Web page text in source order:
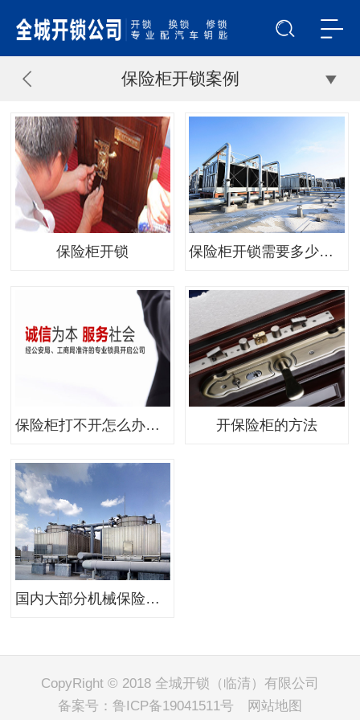
保险柜开锁案例
保险柜开锁 保险柜开锁需要多少时间
保险柜打不开怎么办？保险柜开锁的费用 开保险柜的方法
国内大部分机械保险柜的开锁办法如下
CopyRight © 2018 全城开锁（临清）有限公司
备案号： 鲁ICP备19041511号 网站地图